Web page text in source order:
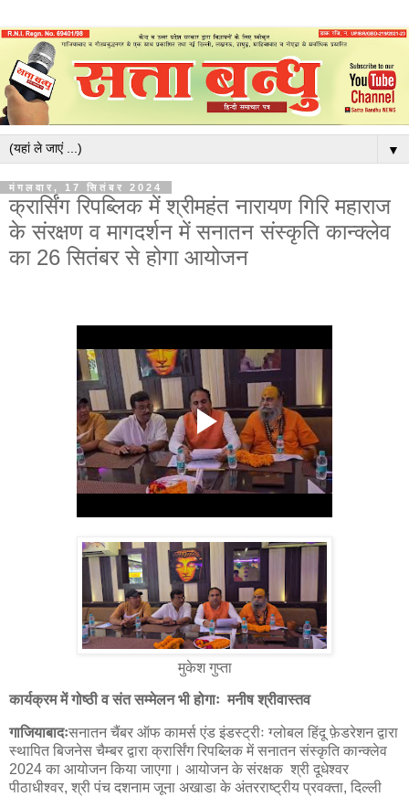
▼
मंगलवार, 17 सितंबर 2024
क्रार्सिंग रिपब्लिक में श्रीमहंत नारायण गिरि महाराज
के संरक्षण व मागदर्शन में सनातन संस्कृति कान्क्लेव
का 26 सितंबर से होगा आयोजन
मुकेश गुप्ता
कार्यक्रम में गोष्ठी व संत सम्मेलन भी होगाः मनीष श्रीवास्तव
गाजियाबादःसनातन चैंबर ऑफ कामर्स एंड इंडस्ट्रीः ग्लोबल हिंदू फ़ेडरेशन द्वारा
स्थापित बिजनेस चैम्बर द्वारा क्रार्सिंग रिपब्लिक में सनातन संस्कृति कान्क्लेव
2024 का आयोजन किया जाएगा। आयोजन के संरक्षक श्री दूधेश्वर
पीठाधीश्वर, श्री पंच दशनाम जूना अखाडा के अंतरराष्ट्रीय प्रवक्ता, दिल्ली